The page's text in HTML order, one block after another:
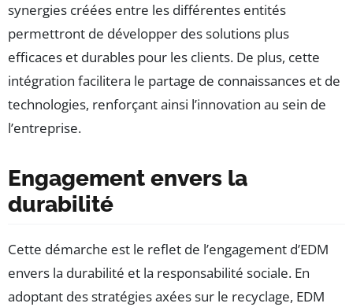
synergies créées entre les différentes entités
permettront de développer des solutions plus
efficaces et durables pour les clients. De plus, cette
intégration facilitera le partage de connaissances et de
technologies, renforçant ainsi l’innovation au sein de
l’entreprise.
Engagement envers la
durabilité
Cette démarche est le reflet de l’engagement d’EDM
envers la durabilité et la responsabilité sociale. En
adoptant des stratégies axées sur le recyclage, EDM